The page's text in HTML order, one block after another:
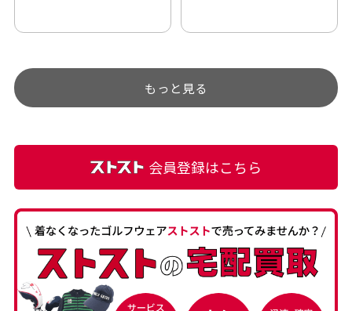
す。
うぐらい目立つことなく綺
麗な商品でお安く購入でき
もっと見る
会員登録はこちら